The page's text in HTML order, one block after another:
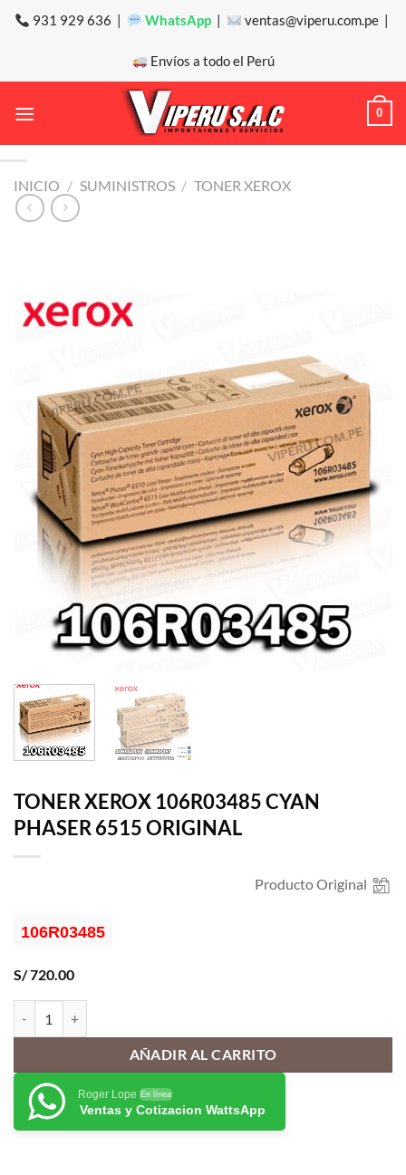
Saltar
931 929 636 | WhatsApp | ventas@viperu.com.pe |
Envíos a todo el Perú
0
INICIO / SUMINISTROS / TONER XEROX
TONER XEROX 106R03485 CYAN
PHASER 6515 ORIGINAL
Producto Original
106R03485
S/720.00
AÑADIR AL CARRITO
Roger Lope En línea
Ventas y Cotizacion WattsApp